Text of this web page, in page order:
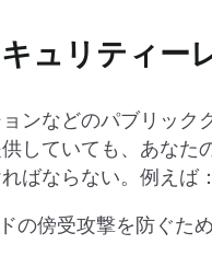
ュリティー
ンなどのパブリック
していても、あなた
ばならない。例えば：
の傍受攻撃を防ぐた